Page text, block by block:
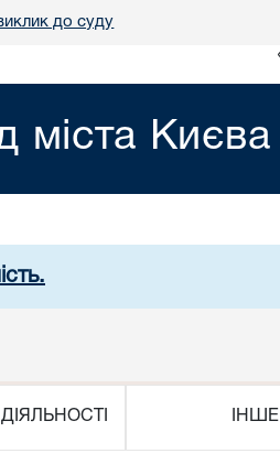
до суду
міста Києва
ІНШЕ